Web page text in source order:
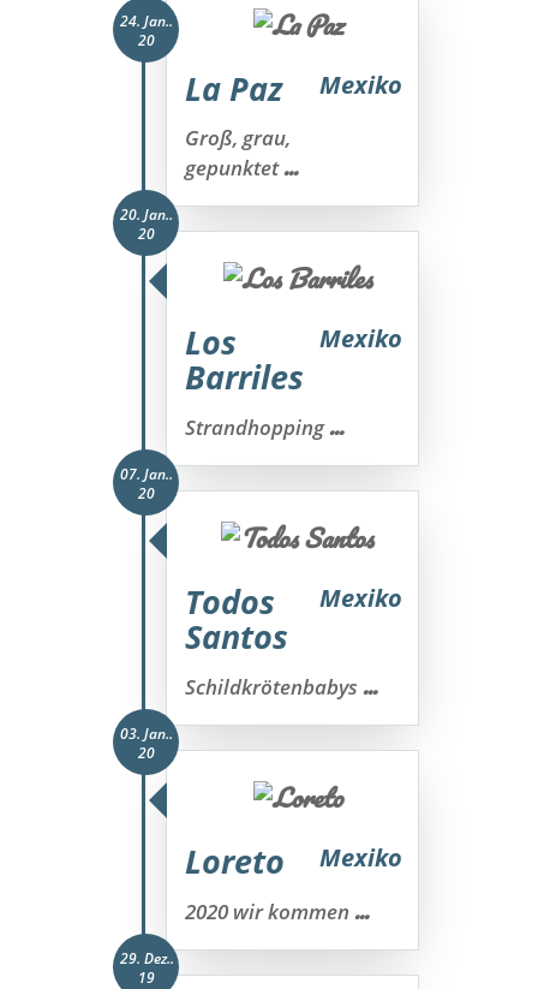
24. Jan..
20
La Paz Mexiko
Groß, grau,
gepunktet...
20. Jan..
20
Los
Barriles
Mexiko
Strandhopping...
07. Jan..
20
Todos
Santos
Mexiko
Schildkrötenbabys...
03. Jan..
20
Loreto Mexiko
2020 wir kommen...
29. Dez..
19